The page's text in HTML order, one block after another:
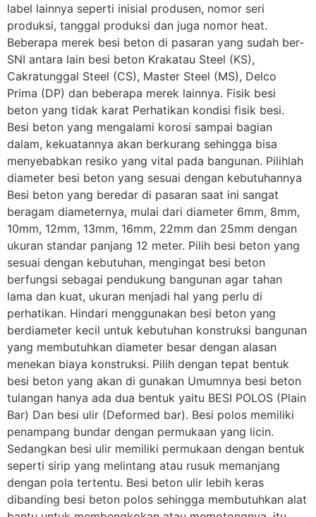
label lainnya seperti inisial produsen, nomor seri
produksi, tanggal produksi dan juga nomor heat.
Beberapa merek besi beton di pasaran yang sudah ber-
SNI antara lain besi beton Krakatau Steel (KS),
Cakratunggal Steel (CS), Master Steel (MS), Delco
Prima (DP) dan beberapa merek lainnya. Fisik besi
beton yang tidak karat Perhatikan kondisi fisik besi.
Besi beton yang mengalami korosi sampai bagian
dalam, kekuatannya akan berkurang sehingga bisa
menyebabkan resiko yang vital pada bangunan. Pilihlah
diameter besi beton yang sesuai dengan kebutuhannya
Besi beton yang beredar di pasaran saat ini sangat
beragam diameternya, mulai dari diameter 6mm, 8mm,
10mm, 12mm, 13mm, 16mm, 22mm dan 25mm dengan
ukuran standar panjang 12 meter. Pilih besi beton yang
sesuai dengan kebutuhan, mengingat besi beton
berfungsi sebagai pendukung bangunan agar tahan
lama dan kuat, ukuran menjadi hal yang perlu di
perhatikan. Hindari menggunakan besi beton yang
berdiameter kecil untuk kebutuhan konstruksi bangunan
yang membutuhkan diameter besar dengan alasan
menekan biaya konstruksi. Pilih dengan tepat bentuk
besi beton yang akan di gunakan Umumnya besi beton
tulangan hanya ada dua bentuk yaitu BESI POLOS (Plain
Bar) Dan besi ulir (Deformed bar). Besi polos memiliki
penampang bundar dengan permukaan yang licin.
Sedangkan besi ulir memiliki permukaan dengan bentuk
seperti sirip yang melintang atau rusuk memanjang
dengan pola tertentu. Besi beton ulir lebih keras
dibanding besi beton polos sehingga membutuhkan alat